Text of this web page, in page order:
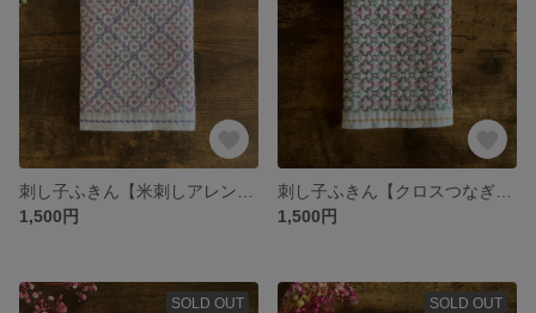
1,500円
1,500円
SOLD OUT SOLD OUT